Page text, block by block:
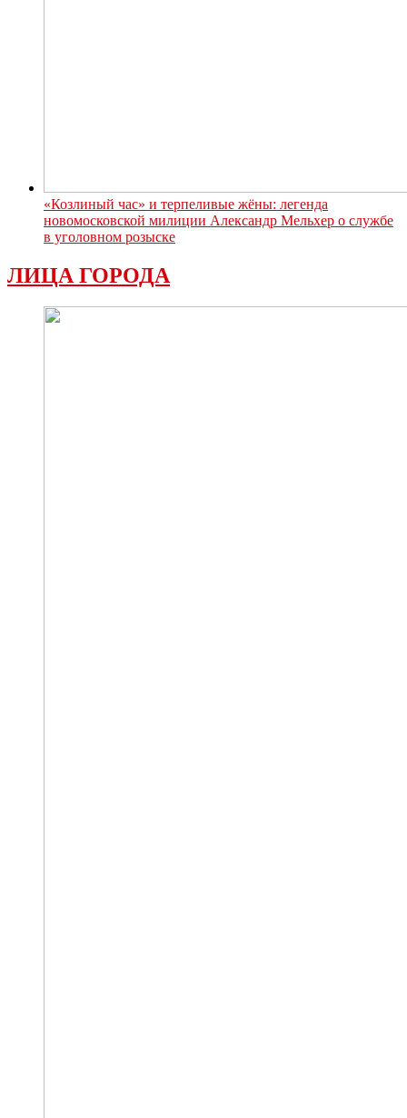
«Козлиный час» и терпеливые жёны: легенда
новомосковской милиции Александр Мельхер о службе
в уголовном розыске
ЛИЦА ГОРОДА